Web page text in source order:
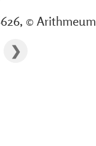
© Arithmeum